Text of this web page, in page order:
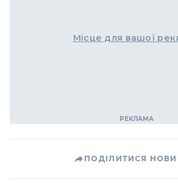
Місце для вашої
ПОДІЛИТИСЯ